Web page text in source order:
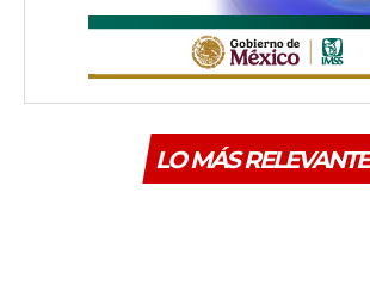
LO MÁS RELEVANTE